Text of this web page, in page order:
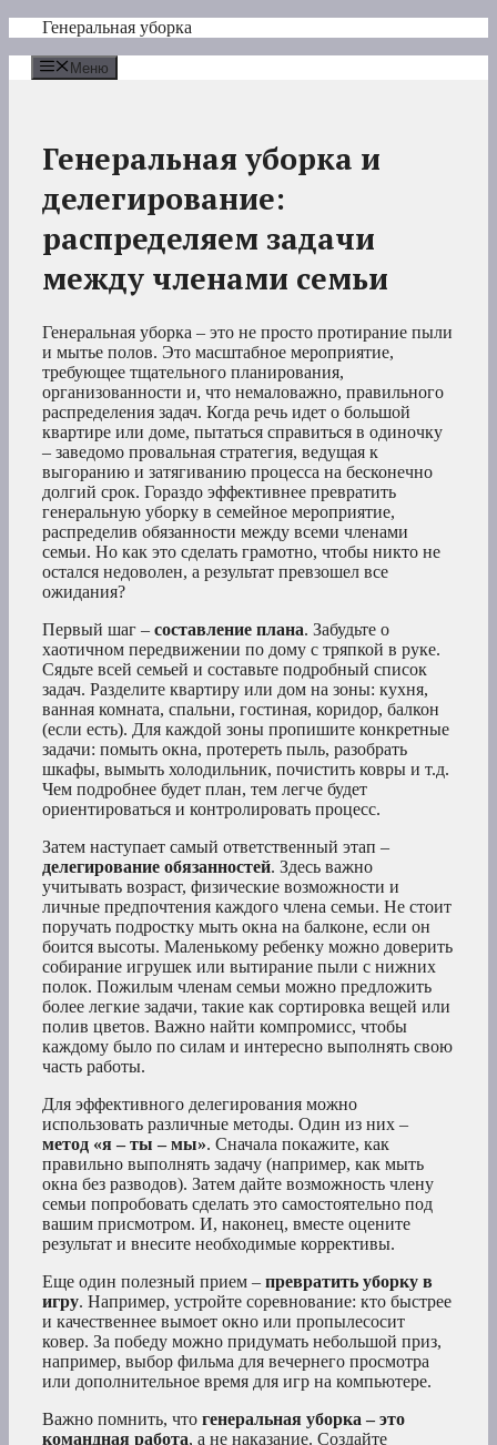
Перейти
содержимому
Генеральная уборка
Меню
Генеральная уборка и
делегирование:
распределяем задачи
между членами семьи
Генеральная уборка – это не просто протирание пыли
и мытье полов. Это масштабное мероприятие,
требующее тщательного планирования,
организованности и, что немаловажно, правильного
распределения задач. Когда речь идет о большой
квартире или доме, пытаться справиться в одиночку
– заведомо провальная стратегия, ведущая к
выгоранию и затягиванию процесса на бесконечно
долгий срок. Гораздо эффективнее превратить
генеральную уборку в семейное мероприятие,
распределив обязанности между всеми членами
семьи. Но как это сделать грамотно, чтобы никто не
остался недоволен, а результат превзошел все
ожидания?
Первый шаг – составление плана. Забудьте о
хаотичном передвижении по дому с тряпкой в руке.
Сядьте всей семьей и составьте подробный список
задач. Разделите квартиру или дом на зоны: кухня,
ванная комната, спальни, гостиная, коридор, балкон
(если есть). Для каждой зоны пропишите конкретные
задачи: помыть окна, протереть пыль, разобрать
шкафы, вымыть холодильник, почистить ковры и т.д.
Чем подробнее будет план, тем легче будет
ориентироваться и контролировать процесс.
Затем наступает самый ответственный этап –
делегирование обязанностей. Здесь важно
учитывать возраст, физические возможности и
личные предпочтения каждого члена семьи. Не стоит
поручать подростку мыть окна на балконе, если он
боится высоты. Маленькому ребенку можно доверить
собирание игрушек или вытирание пыли с нижних
полок. Пожилым членам семьи можно предложить
более легкие задачи, такие как сортировка вещей или
полив цветов. Важно найти компромисс, чтобы
каждому было по силам и интересно выполнять свою
часть работы.
Для эффективного делегирования можно
использовать различные методы. Один из них –
метод «я – ты – мы». Сначала покажите, как
правильно выполнять задачу (например, как мыть
окна без разводов). Затем дайте возможность члену
семьи попробовать сделать это самостоятельно под
вашим присмотром. И, наконец, вместе оцените
результат и внесите необходимые коррективы.
Еще один полезный прием – превратить уборку в
игру. Например, устройте соревнование: кто быстрее
и качественнее вымоет окно или пропылесосит
ковер. За победу можно придумать небольшой приз,
например, выбор фильма для вечернего просмотра
или дополнительное время для игр на компьютере.
Важно помнить, что генеральная уборка – это
командная работа, а не наказание. Создайте